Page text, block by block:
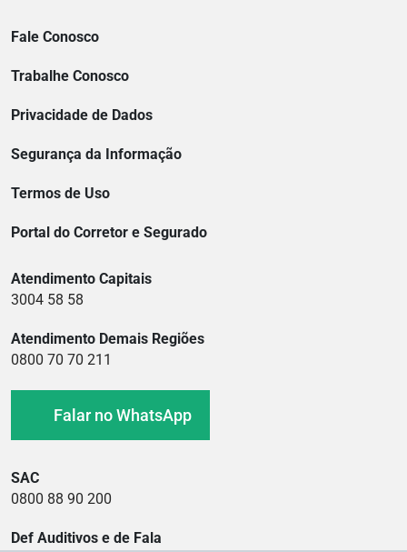
Fale Conosco
Trabalhe Conosco
Privacidade de Dados
Segurança da Informação
Termos de Uso
Portal do Corretor e Segurado
Atendimento Capitais
3004 58 58
Atendimento Demais Regiões
0800 70 70 211
Falar no WhatsApp
SAC
0800 88 90 200
Def Auditivos e de Fala